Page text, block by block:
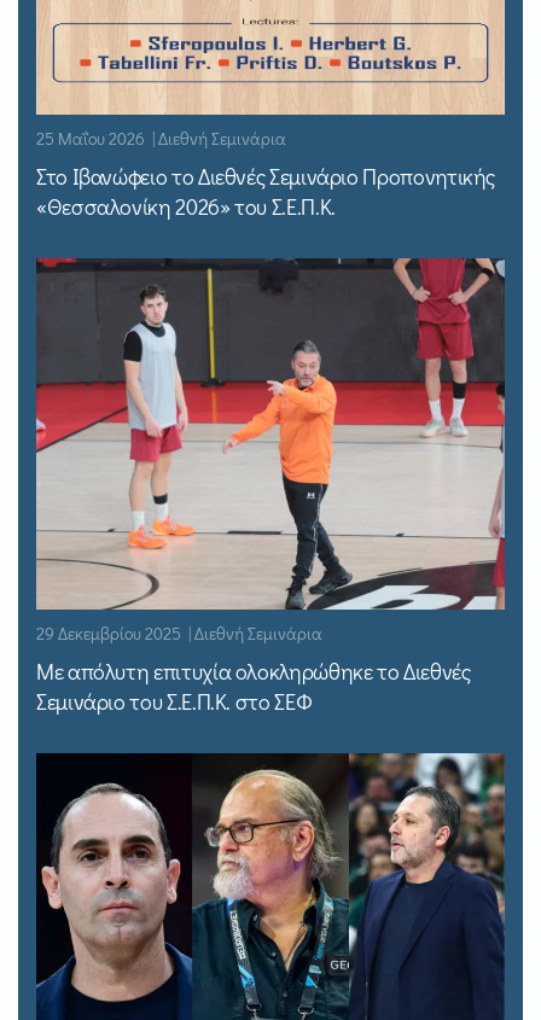
25 Μαΐου 2026 | Διεθνή Σεμινάρια
Στο Ιβανώφειο το Διεθνές Σεμινάριο Προπονητικής
«Θεσσαλονίκη 2026» του Σ.Ε.Π.Κ.
29 Δεκεμβρίου 2025 | Διεθνή Σεμινάρια
Με απόλυτη επιτυχία ολοκληρώθηκε το Διεθνές
Σεμινάριο του Σ.Ε.Π.Κ. στο ΣΕΦ